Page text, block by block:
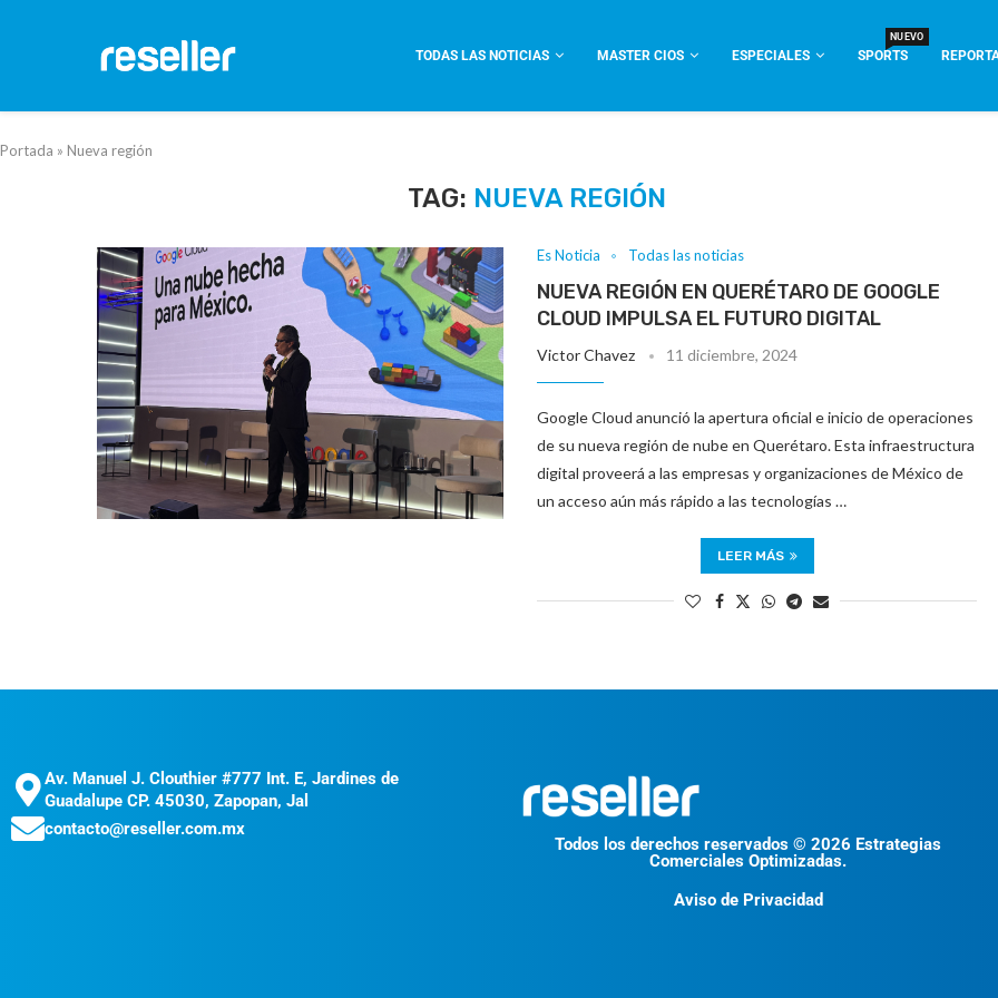
TODAS LAS NOTICIAS MASTER CIOS ESPECIALES SPORTS
NUEVO
Portada » Nueva región
TAG: NUEVA REGIÓN
Es Noticia Todas las noticias
NUEVA REGIÓN EN QUERÉTARO DE GOOGLE
CLOUD IMPULSA EL FUTURO DIGITAL
Victor Chavez 11 diciembre, 2024
Google Cloud anunció la apertura oficial e inicio de operaciones
de su nueva región de nube en Querétaro. Esta infraestructura
digital proveerá a las empresas y organizaciones de México de
un acceso aún más rápido a las tecnologías …
LEER MÁS
Av. Manuel J. Clouthier #777 Int. E, Jardines de
Guadalupe CP. 45030, Zapopan, Jal
contacto@reseller.com.mx
Todos los derechos reservados © 2026 Estrategias
Comerciales Optimizadas.
Aviso de Privacidad